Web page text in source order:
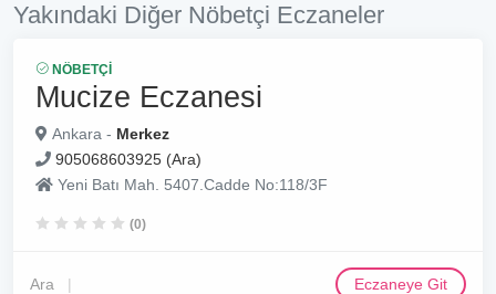
Yakındaki Diğer Nöbetçi Eczaneler
NÖBETÇI
Mucize Eczanesi
Ankara - Merkez
905068603925 (Ara)
Yeni Batı Mah. 5407.Cadde No:118/3F
(0)
Ara Eczaneye Git